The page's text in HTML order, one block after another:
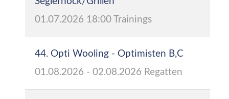
01.07.2026 18:00 Trainings
44. Opti Wooling - Optimisten B,C
01.08.2026 - 02.08.2026 Regatten